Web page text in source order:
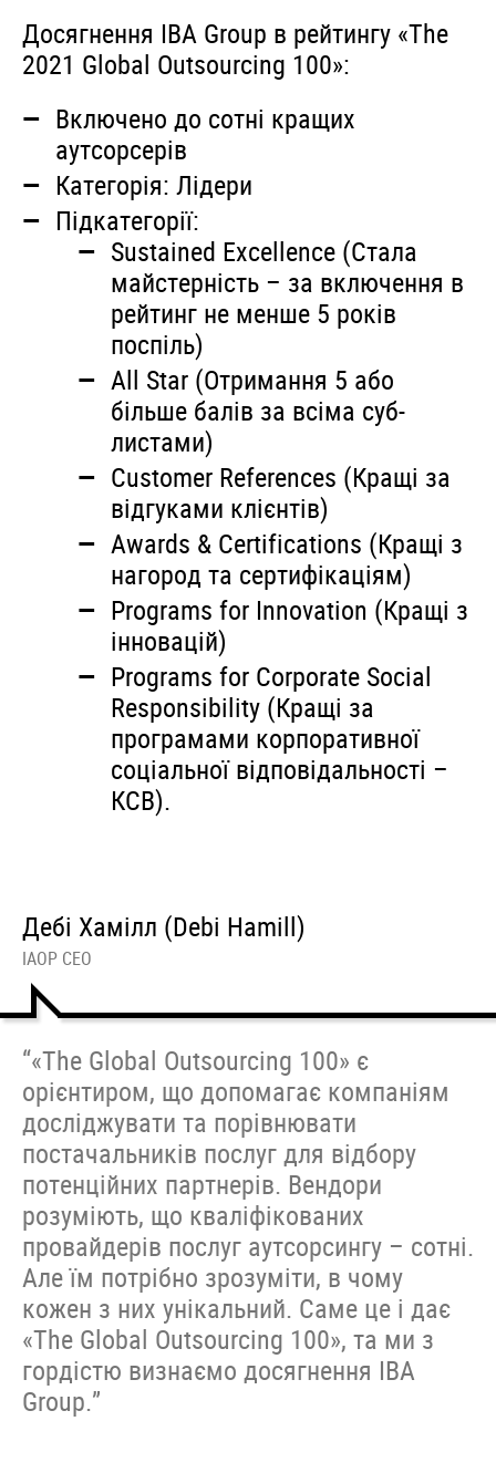
Досягнення IBA Group в рейтингу «The
2021 Global Outsourcing 100»:
Включено до сотні кращих
аутсорсерів
Категорія: Лідери
Підкатегорії:
Sustained Excellence (Стала
майстерність – за включення в
рейтинг не менше 5 років
поспіль)
All Star (Отримання 5 або
більше балів за всіма суб-
листами)
Customer References (Кращі за
відгуками клієнтів)
Awards & Certifications (Кращі з
нагород та сертифікаціям)
Programs for Innovation (Кращі з
інновацій)
Programs for Corporate Social
Responsibility (Кращі за
програмами корпоративної
соціальної відповідальності –
КСВ).
Дебі Хамілл (Debi Hamill)
IAOP CEO
“«The Global Outsourcing 100» є
орієнтиром, що допомагає компаніям
досліджувати та порівнювати
постачальників послуг для відбору
потенційних партнерів. Вендори
розуміють, що кваліфікованих
провайдерів послуг аутсорсингу – сотні.
Але їм потрібно зрозуміти, в чому
кожен з них унікальний. Саме це і дає
«The Global Outsourcing 100», та ми з
гордістю визнаємо досягнення IBA
Group.”